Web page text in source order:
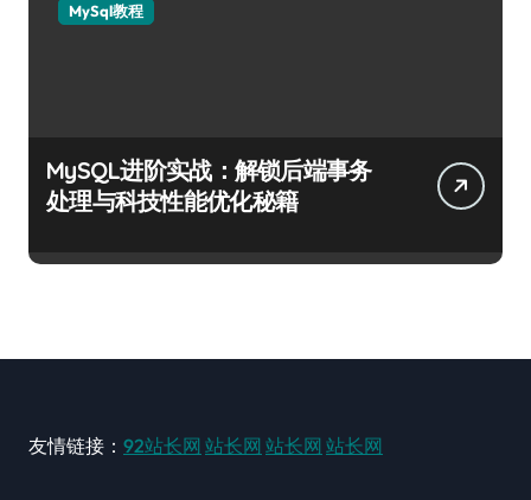
MySql教程
MySQL进阶实战：解锁后端事务
处理与科技性能优化秘籍
友情链接： 92站长网 站长网 站长网 站长网